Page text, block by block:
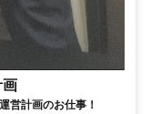
画
営計画のお仕事！